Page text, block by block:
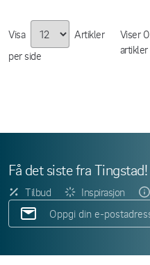
Visa
Artikler
per side
Viser 0
artikler
Få det siste fra Tingstad!
Tilbud Inspirasjon